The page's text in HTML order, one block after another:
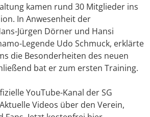
kamen rund 30 Mitglieder ins
In Anwesenheit der
Jürgen Dörner und Hansi
Legende Udo Schmuck, erklärte
die Besonderheiten des neuen
bat er zum ersten Training.
YouTube-Kanal der SG
Videos über den Verein,